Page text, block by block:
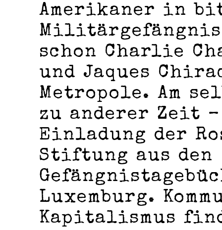
Amerikaner in
schon Charlie
und Jaques
Metropole. Am
zu anderer Zeit
Einladung der
Stiftung aus den
Luxemburg.
Kapitalismus